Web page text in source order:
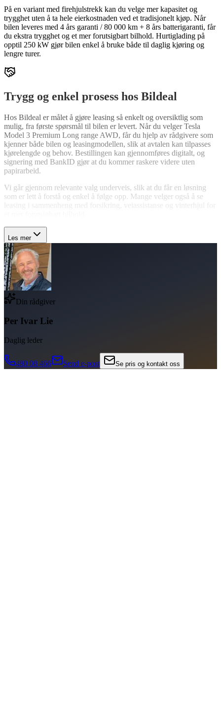
På en variant med firehjulstrekk kan du velge mer kapasitet og
trygghet uten å ta hele eierkostnaden ved et tradisjonelt kjøp. Når
bilen leveres med 4 års garanti / 80 000 km + 8 års batterigaranti, får
du ekstra trygghet og et mer forutsigbart bilhold. Hurtiglading på
opptil 250 kW gjør bilen enkel å bruke både til daglig kjøring og
lengre turer.
Trygg og enkel prosess hos Bildeal
Hos Bildeal er målet å gjøre leasing så enkelt og oversiktlig som
mulig, fra første spørsmål til bilen er levert. Når du velger Tesla
Model 3 Premium Long range AWD, får du hjelp av rådgivere som
kjenner både bilen og leasingmodellen, slik at avtalen kan tilpasses
kjørelengde og behov. Bestillingen kan gjennomføres digitalt, og
signering med BankID gjør at du kommer raskere videre uten
papirarbeid.
Vi går gjennom relevante valg underveis, slik at du får en løsning
som er lett å forstå og enkel å følge opp. Mange velger også å se
leasing i sammenheng med forsikring, veiassistanse og vinterhjul for
Les mer
Din rådgiver
Per Ivar Lie
Daglig leder
480 08 466 Send e-post Se pris og kontakt oss